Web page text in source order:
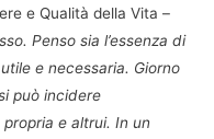
e Qualità della Vita –
Penso sia l’essenza di
e necessaria. Giorno
può incidere
e altrui. In un